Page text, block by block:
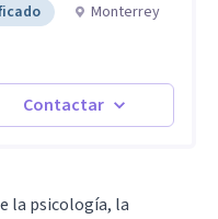
Monterrey
Contactar
la psicología, la